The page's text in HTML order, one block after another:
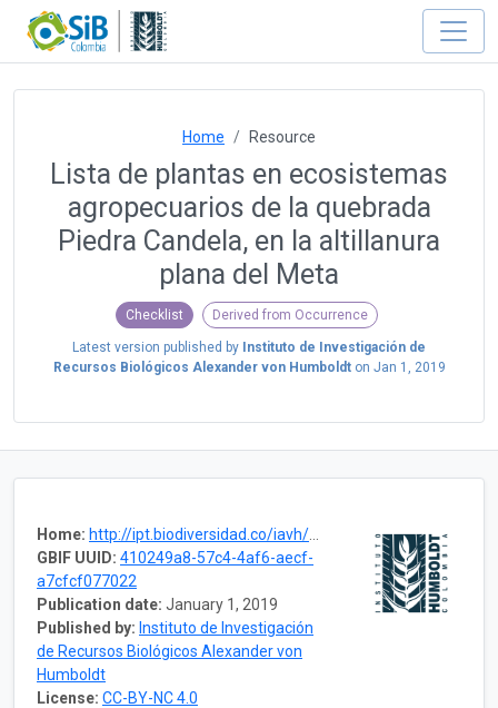
Home Resource
Lista de plantas en ecosistemas
agropecuarios de la quebrada
Piedra Candela, en la altillanura
plana del Meta
Checklist Derived from Occurrence
Latest version published by Instituto de Investigación de
Recursos Biológicos Alexander von Humboldton Jan 1, 2019
Home: http://ipt.biodiversidad.co/iavh/resource?r=le_plantas_meta_se-provisionagua_2019
GBIF UUID: 410249a8-57c4-4af6-aecf-
a7cfcf077022
Publication date: January 1, 2019
Published by: Instituto de Investigación
de Recursos Biológicos Alexander von
Humboldt
License: CC-BY-NC 4.0